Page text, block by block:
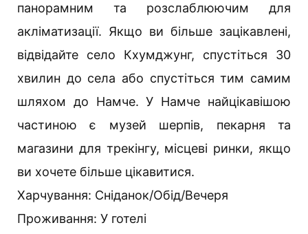
панорамним та розслаблюючим для
акліматизації. Якщо ви більше зацікавлені,
відвідайте село Кхумджунг, спустіться 30
хвилин до села або спустіться тим самим
шляхом до Намче. У Намче найцікавішою
частиною є музей шерпів, пекарня та
магазини для трекінгу, місцеві ринки, якщо
ви хочете більше цікавитися.
Харчування: Сніданок/Обід/Вечеря
Проживання: У готелі